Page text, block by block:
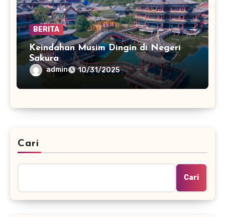
BERITA
Keindahan Musim Dingin di Negeri
Sakura
admin 10/31/2025
Cari
Cari